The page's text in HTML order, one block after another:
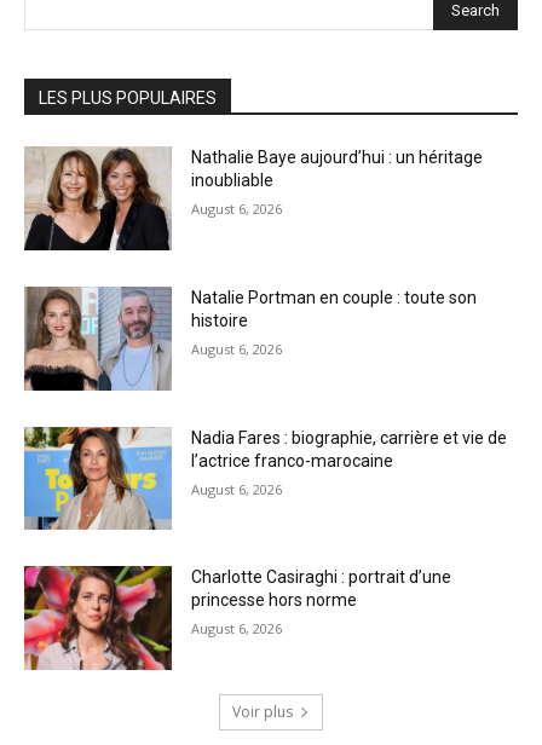
Search
LES PLUS POPULAIRES
Nathalie Baye aujourd’hui : un héritage
inoubliable
August 6, 2026
Natalie Portman en couple : toute son
histoire
August 6, 2026
Nadia Fares : biographie, carrière et vie de
l’actrice franco-marocaine
August 6, 2026
Charlotte Casiraghi : portrait d’une
princesse hors norme
August 6, 2026
Voir plus